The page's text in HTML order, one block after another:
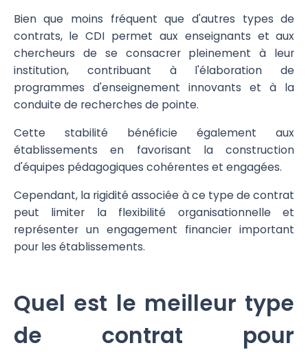
Bien que moins fréquent que d'autres types de
contrats, le CDI permet aux enseignants et aux
chercheurs de se consacrer pleinement à leur
institution, contribuant à l'élaboration de
programmes d'enseignement innovants et à la
conduite de recherches de pointe.
Cette stabilité bénéficie également aux
établissements en favorisant la construction
d'équipes pédagogiques cohérentes et engagées.
Cependant, la rigidité associée à ce type de contrat
peut limiter la flexibilité organisationnelle et
représenter un engagement financier important
pour les établissements.
Quel est le meilleur type
de contrat pour